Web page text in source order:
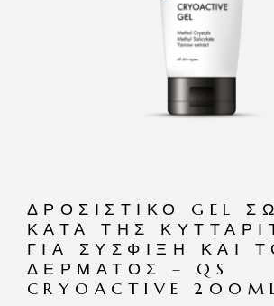
ΔΡΟΣΙΣΤΙΚΌ GEL
ΚΑΤΆ ΤΗΣ
ΓΙΑ ΣΎΣΦΙΞΗ ΚΑΙ
ΔΈΡΜΑΤΟΣ – QS
CRYOACTIVE